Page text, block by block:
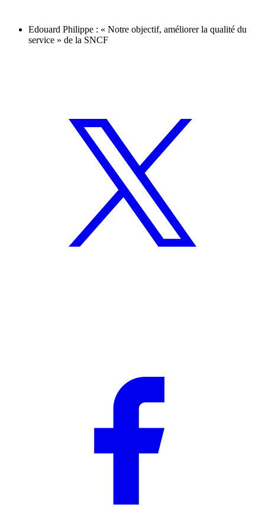
Edouard Philippe : « Notre objectif, améliorer la qualité du
service » de la SNCF